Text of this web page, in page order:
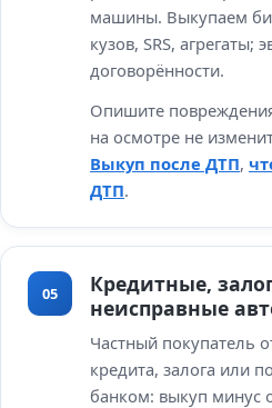
машины. Выкупаем
кузов, SRS, агрегаты;
договорённости.
Опишите
на осмотре не
Выкуп после ДТП,
ДТП.
05
Кредитные,
неисправные
Частный покупатель
кредита, залога или
банком: выкуп минус